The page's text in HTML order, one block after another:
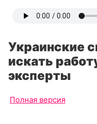
Украинские
искать
эксперты
Полная версия